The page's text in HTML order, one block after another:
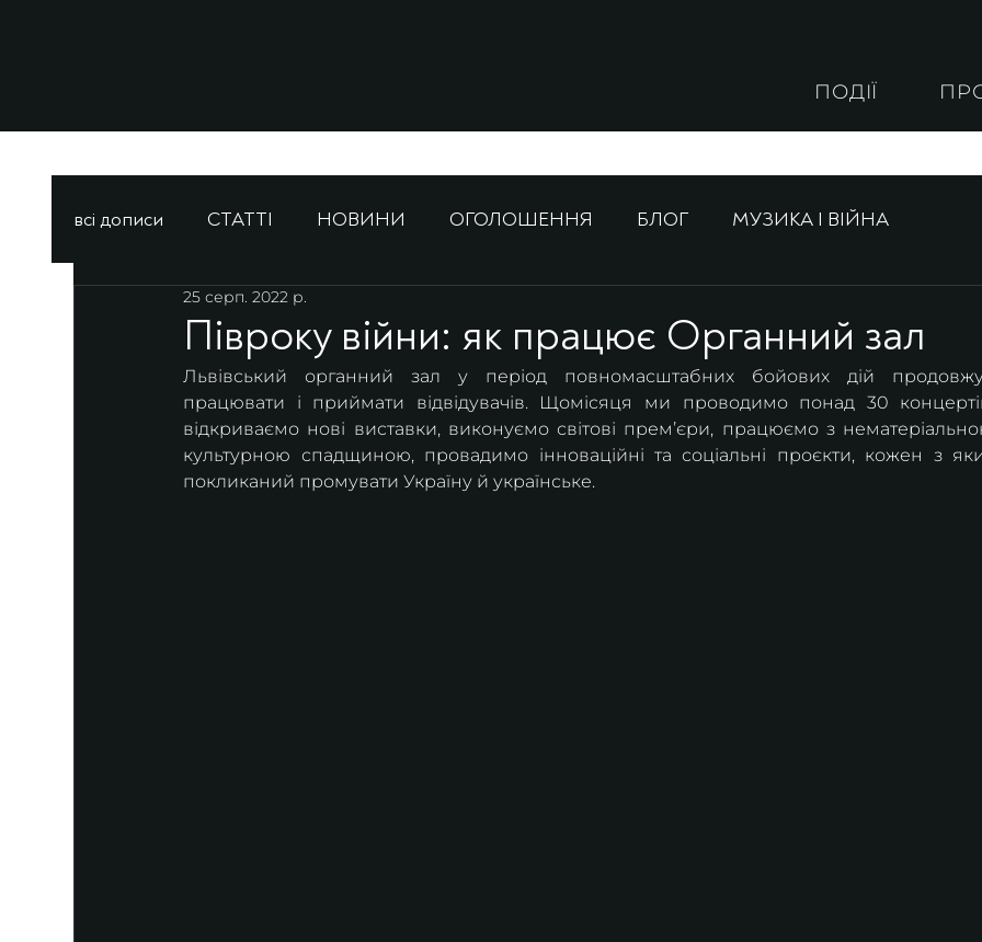
ПОДІЇ
всі дописи СТАТТІ НОВИНИ ОГОЛОШЕННЯ БЛОГ МУЗИКА І ВІЙНА
Півроку війни: як працює Органний зал
25 серп. 2022 р.
Львівський органний зал у період повномасштабних бойових дій
працювати і приймати відвідувачів. Щомісяця ми проводимо понад 30
відкриваємо нові виставки, виконуємо світові премʼєри, працюємо з
культурною спадщиною, провадимо інноваційні та соціальні проєкти, кожен з
покликаний промувати Україну й українське.